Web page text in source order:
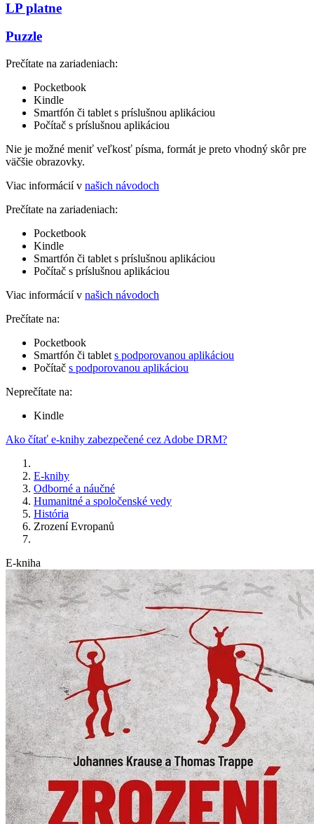
LP platne
Puzzle
Prečítate na zariadeniach:
Pocketbook
Kindle
Smartfón či tablet s príslušnou aplikáciou
Počítač s príslušnou aplikáciou
Nie je možné meniť veľkosť písma, formát je preto vhodný skôr pre
väčšie obrazovky.
Viac informácií v našich návodoch
Prečítate na zariadeniach:
Pocketbook
Kindle
Smartfón či tablet s príslušnou aplikáciou
Počítač s príslušnou aplikáciou
Viac informácií v našich návodoch
Prečítate na:
Pocketbook
Smartfón či tablet s podporovanou aplikáciou
Počítač s podporovanou aplikáciou
Neprečítate na:
Kindle
Ako čítať e-knihy zabezpečené cez Adobe DRM?
E-knihy
Odborné a náučné
Humanitné a spoločenské vedy
História
Zrození Evropanů
E-kniha